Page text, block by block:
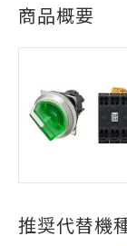
商品概要
推奨代替機